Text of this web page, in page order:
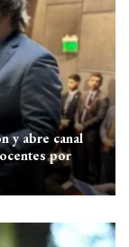
y abre canal
por